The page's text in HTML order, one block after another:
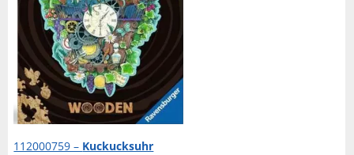
112000759 – Kuckucksuhr